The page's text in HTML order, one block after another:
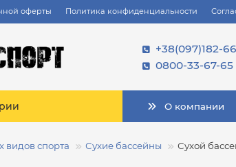
оферты Политика конфиденциальности
+38(097)182-
0800-33-67-65
О компании
видов спорта Сухие бассейны Сухой